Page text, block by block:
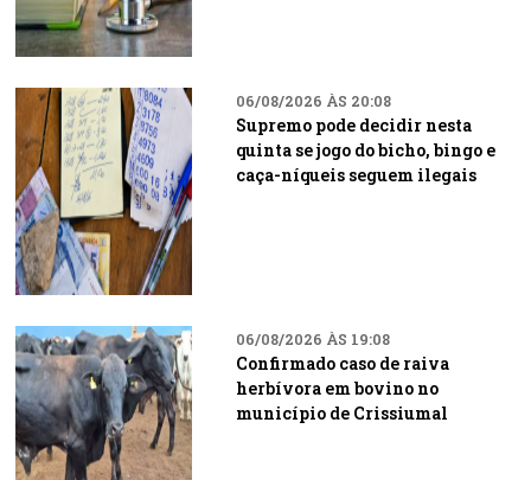
06/08/2026 ÀS 20:08
Supremo pode decidir nesta
quinta se jogo do bicho, bingo e
caça-níqueis seguem ilegais
06/08/2026 ÀS 19:08
Confirmado caso de raiva
herbívora em bovino no
município de Crissiumal